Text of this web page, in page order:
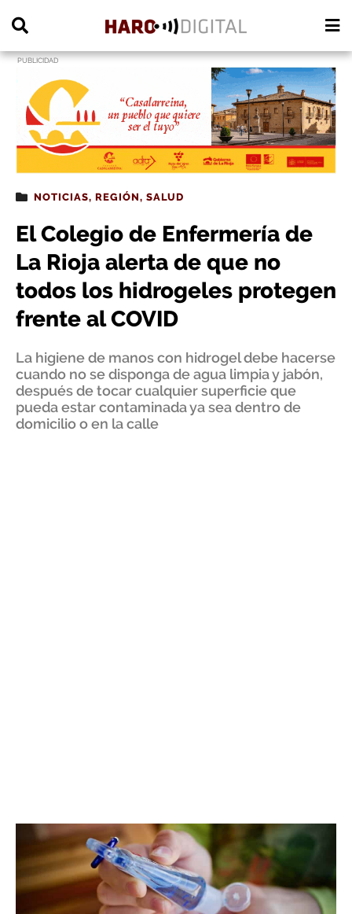
PUBLICIDAD
NOTICIAS, REGIÓN, SALUD
El Colegio de Enfermería de
La Rioja alerta de que no
todos los hidrogeles protegen
frente al COVID
La higiene de manos con hidrogel debe hacerse
cuando no se disponga de agua limpia y jabón,
después de tocar cualquier superficie que
pueda estar contaminada ya sea dentro de
domicilio o en la calle